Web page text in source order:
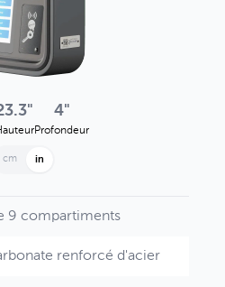
4"
Profondeur
cm in
9 compartiments
renforcé d'acier